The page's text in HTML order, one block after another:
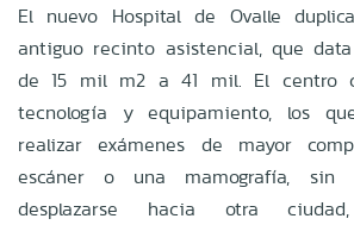
El nuevo Hospital de Ovalle
antiguo recinto asistencial, que
de 15 mil m2 a 41 mil. El centro
tecnología y equipamiento, los
realizar exámenes de mayor
escáner o una mamografía, sin
desplazarse hacia otra